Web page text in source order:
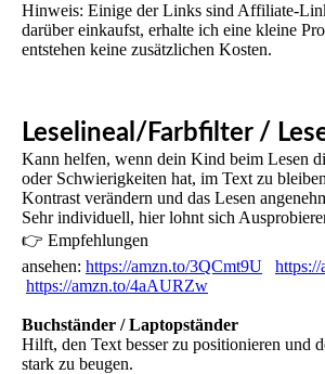
Hinweis: Einige der Links sind Affiliate-
darüber einkaufst, erhalte ich eine kleine
entstehen keine zusätzlichen Kosten.
Leselineal/Farbfilter /
Kann helfen, wenn dein Kind beim Lesen
oder Schwierigkeiten hat, im Text zu
Kontrast verändern und das Lesen
Sehr individuell, hier lohnt sich
👉 Empfehlungen
ansehen: https://amzn.to/3QCmt9U
https://amzn.to/4aAURZw
Buchständer / Laptopständer
Hilft, den Text besser zu positionieren und
stark zu beugen.